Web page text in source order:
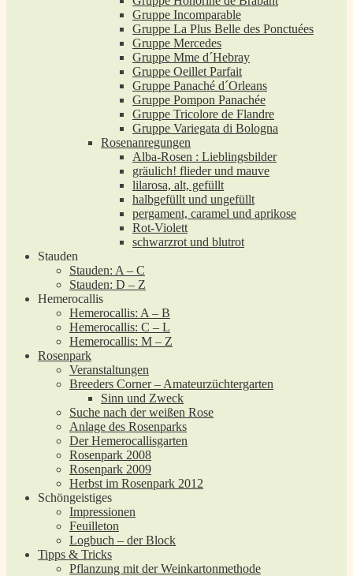
Gruppe Incomparable
Gruppe La Plus Belle des Ponctuées
Gruppe Mercedes
Gruppe Mme d´Hebray
Gruppe Oeillet Parfait
Gruppe Panaché d´Orleans
Gruppe Pompon Panachée
Gruppe Tricolore de Flandre
Gruppe Variegata di Bologna
Rosenanregungen
Alba-Rosen : Lieblingsbilder
gräulich! flieder und mauve
lilarosa, alt, gefüllt
halbgefüllt und ungefüllt
pergament, caramel und aprikose
Rot-Violett
schwarzrot und blutrot
Stauden
Stauden: A – C
Stauden: D – Z
Hemerocallis
Hemerocallis: A – B
Hemerocallis: C – L
Hemerocallis: M – Z
Rosenpark
Veranstaltungen
Breeders Corner – Amateurzüchtergarten
Sinn und Zweck
Suche nach der weißen Rose
Anlage des Rosenparks
Der Hemerocallisgarten
Rosenpark 2008
Rosenpark 2009
Herbst im Rosenpark 2012
Schöngeistiges
Impressionen
Feuilleton
Logbuch – der Block
Tipps & Tricks
Pflanzung mit der Weinkartonmethode